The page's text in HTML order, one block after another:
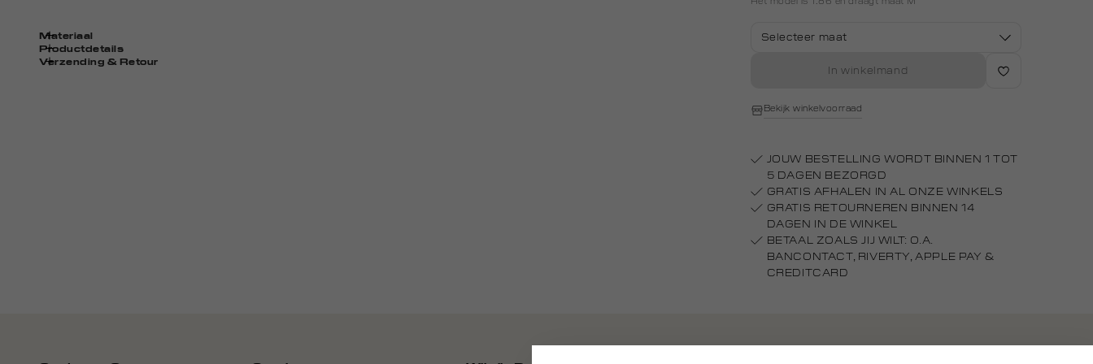
Selecteer maat
In winkelmand
Bekijk winkelvoorraad
JOUW BESTELLING WORDT BINNEN 1 TOT
5 DAGEN BEZORGD
GRATIS AFHALEN IN AL ONZE WINKELS
GRATIS RETOURNEREN BINNEN 14
DAGEN IN DE WINKEL
BETAAL ZOALS JIJ WILT: O.A.
BANCONTACT, RIVERTY, APPLE PAY &
CREDITCARD
Materiaal
Productdetails
Verzending & Retour